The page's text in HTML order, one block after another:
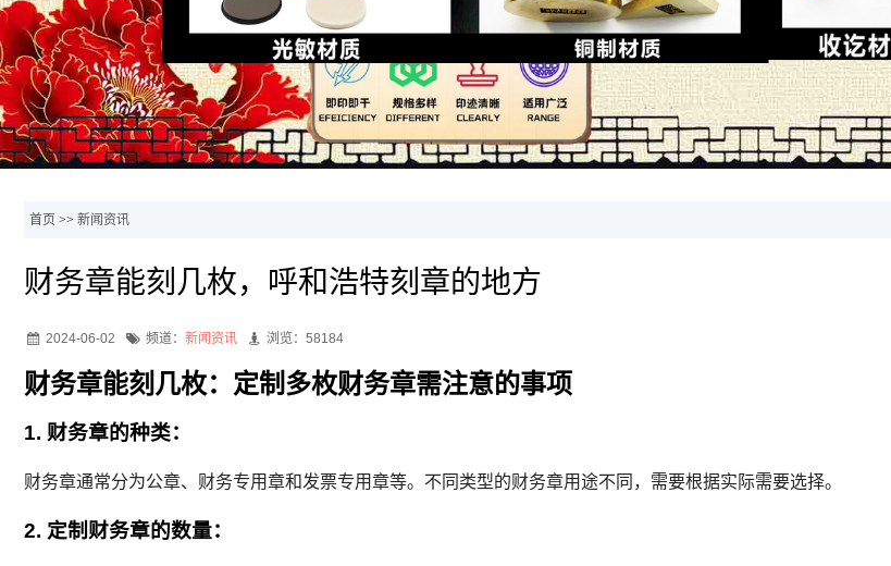
首页 >> 新闻资讯
财务章能刻几枚，呼和浩特刻章的地方
2024-06-02 频道： 新闻资讯 浏览：58184
财务章能刻几枚：定制多枚财务章需注意的事项
1. 财务章的种类：
财务章通常分为公章、财务专用章和发票专用章等。不同类型的财务章用途不同，需要根据实际需要选择。
2. 定制财务章的数量：